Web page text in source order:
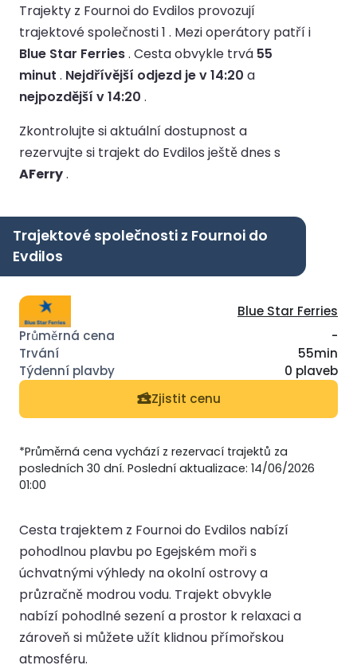
Trajekty z Fournoi do Evdilos provozují
trajektové společnosti 1 . Mezi operátory patří i
Blue Star Ferries. Cesta obvykle trvá 55
minut . Nejdřívější odjezd je v 14:20 a
nejpozdější v 14:20 .
Zkontrolujte si aktuální dostupnost a
rezervujte si trajekt do Evdilos ještě dnes s
AFerry.
Trajektové společnosti z Fournoi do
Evdilos
Blue Star Ferries
-
55min
0 plaveb
Zjistit cenu
*Průměrná cena vychází z rezervací trajektů za
posledních 30 dní. Poslední aktualizace: 14/06/2026
01:00
Cesta trajektem z Fournoi do Evdilos nabízí
pohodlnou plavbu po Egejském moři s
úchvatnými výhledy na okolní ostrovy a
průzračně modrou vodu. Trajekt obvykle
nabízí pohodlné sezení a prostor k relaxaci a
zároveň si můžete užít klidnou přímořskou
atmosféru.